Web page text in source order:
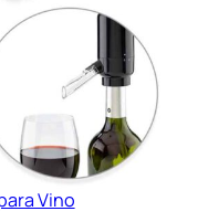
Vino